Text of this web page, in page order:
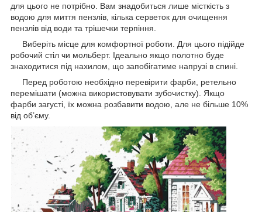
для цього не потрібно. Вам знадобиться лише місткість з
водою для миття пензлів, кілька серветок для очищення
пензлів від води та трішечки терпіння.
Виберіть місце для комфортної роботи. Для цього підійде
робочий стіл чи мольберт. Ідеально якщо полотно буде
знаходитися під нахилом, що запобігатиме напрузі в спині.
Перед роботою необхідно перевірити фарби, ретельно
перемішати (можна використовувати зубочистку). Якщо
фарби загусті, їх можна розбавити водою, але не більше 10%
від об’єму.